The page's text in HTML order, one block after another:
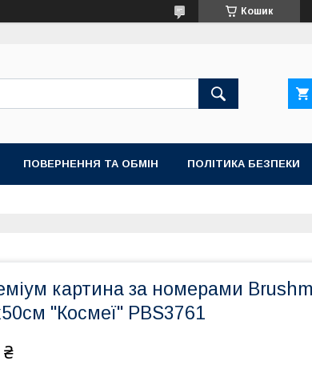
Кошик
ПОВЕРНЕННЯ ТА ОБМІН ПОЛІТИКА БЕЗПЕКИ
картина за номерами
"Космеї" PBS3761
₴